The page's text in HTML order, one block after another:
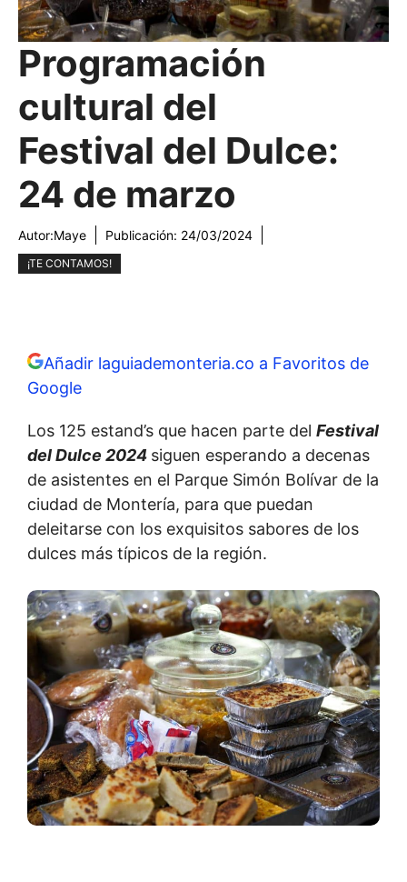
Programación
cultural del
Festival del Dulce:
24 de marzo
Autor:Maye Publicación: 24/03/2024
¡TE CONTAMOS!
Añadir laguiademonteria.co a Favoritos de
Google
Los 125 estand’s que hacen parte del Festival
del Dulce 2024 siguen esperando a decenas
de asistentes en el Parque Simón Bolívar de la
ciudad de Montería, para que puedan
deleitarse con los exquisitos sabores de los
dulces más típicos de la región.